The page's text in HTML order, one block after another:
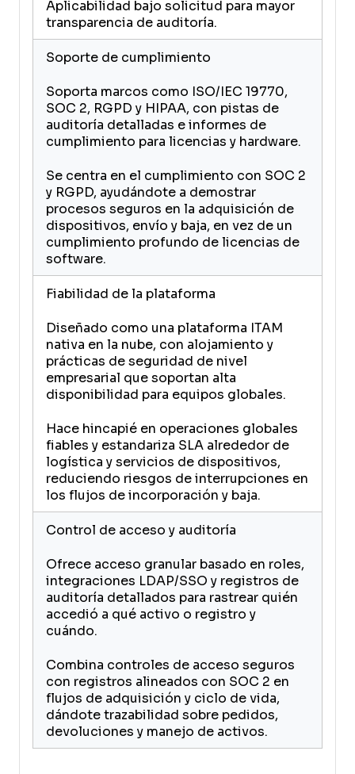
Aplicabilidad bajo solicitud para mayor
transparencia de auditoría.
Soporte de cumplimiento
Soporta marcos como ISO/IEC 19770,
SOC 2, RGPD y HIPAA, con pistas de
auditoría detalladas e informes de
cumplimiento para licencias y hardware.
Se centra en el cumplimiento con SOC 2
y RGPD, ayudándote a demostrar
procesos seguros en la adquisición de
dispositivos, envío y baja, en vez de un
cumplimiento profundo de licencias de
software.
Fiabilidad de la plataforma
Diseñado como una plataforma ITAM
nativa en la nube, con alojamiento y
prácticas de seguridad de nivel
empresarial que soportan alta
disponibilidad para equipos globales.
Hace hincapié en operaciones globales
fiables y estandariza SLA alrededor de
logística y servicios de dispositivos,
reduciendo riesgos de interrupciones en
los flujos de incorporación y baja.
Control de acceso y auditoría
Ofrece acceso granular basado en roles,
integraciones LDAP/SSO y registros de
auditoría detallados para rastrear quién
accedió a qué activo o registro y
cuándo.
Combina controles de acceso seguros
con registros alineados con SOC 2 en
flujos de adquisición y ciclo de vida,
dándote trazabilidad sobre pedidos,
devoluciones y manejo de activos.